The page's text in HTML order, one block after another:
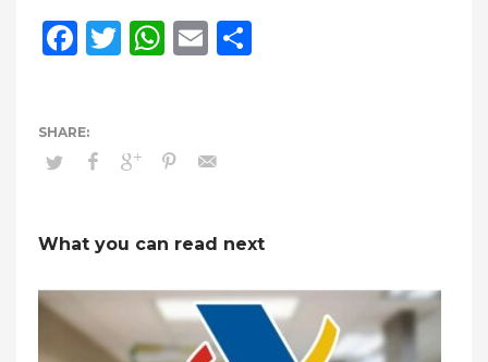
Facebook
Twitter
WhatsApp
Email
What you can read next